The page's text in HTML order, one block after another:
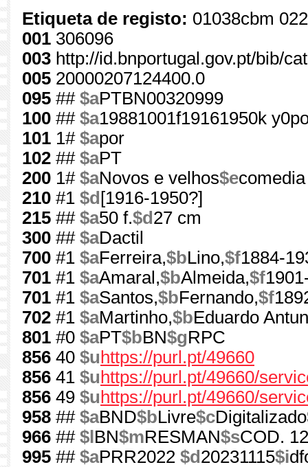
Etiqueta de registo: 01038cbm
001 306096
003 http://id.bnportugal.gov.pt/bib/
005 20000207124400.0
095 ## $aPTBN00320999
100 ## $a19881001f19161950k
101 1# $apor
102 ## $aPT
200 1# $aNovos e velhos$e
210 #1 $d [1916-1950?]
215 ## $a50 f.$d 27 cm
300 ## $aDactil
700 #1 $aFerreira,$bLino,$f1884-
701 #1 $aAmaral,$bAlmeida,$f
701 #1 $aSantos,$bFernando,$f
702 #1 $aMartinho,$bEduardo
801 #0 $aPT$bBN$gRPC
856 40 $u https://purl.pt/49660
856 41 $u https://purl.pt/49660/
856 49 $u https://purl.pt/49660/
958 ## $aBND$bLivre$cDigitalizado
966 ## $l BN$mRESMAN$sCOD.
995 ## $aPRR2022 $d 20231115$i